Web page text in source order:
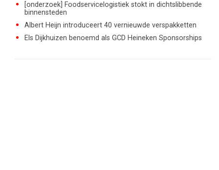
[onderzoek] Foodservicelogistiek stokt in dichtslibbende
binnensteden
Albert Heijn introduceert 40 vernieuwde verspakketten
Els Dijkhuizen benoemd als GCD Heineken Sponsorships